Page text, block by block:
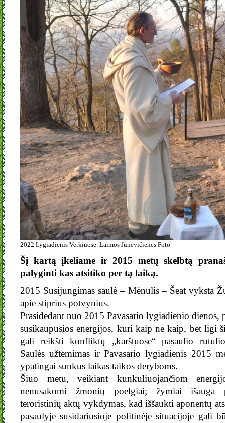
2022 Lygiadienis Verkiuose. Laimos Junevičienės Foto
Šį kartą įkeliame ir 2015 metų skelbtą
palyginti kas atsitiko per tą laiką.
2015 Susijungimas saulė – Mėnulis – Šeat vyksta
apie stiprius potvynius.
Prasidedant nuo 2015 Pavasario lygiadienio dienos,
susikaupusios energijos, kuri kaip ne kaip, bet ligi
gali reikšti konfliktų „karštuose“ pasaulio rutulio
Saulės užtemimas ir Pavasario lygiadienis 2015
ypatingai sunkus laikas taikos deryboms.
Šiuo metu, veikiant kunkuliuojančiom
nenusakomi žmonių poelgiai; žymiai išauga
teroristinių aktų vykdymas, kad iššaukti aponentų
pasaulyje susidariusioje politinėje situacijoje gali